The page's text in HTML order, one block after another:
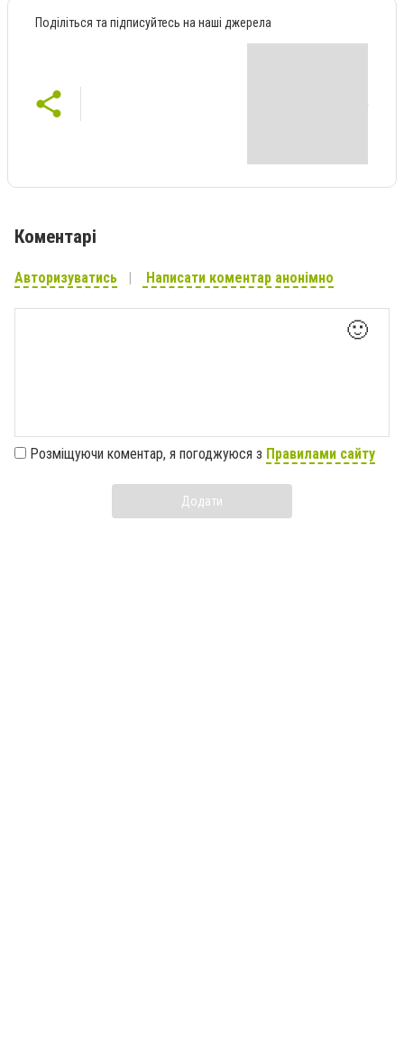
Поділіться та підписуйтесь на наші джерела
Коментарі
Авторизуватись Написати коментар анонімно
🙂
Розміщуючи коментар, я погоджуюся з Правилами сайту
Додати